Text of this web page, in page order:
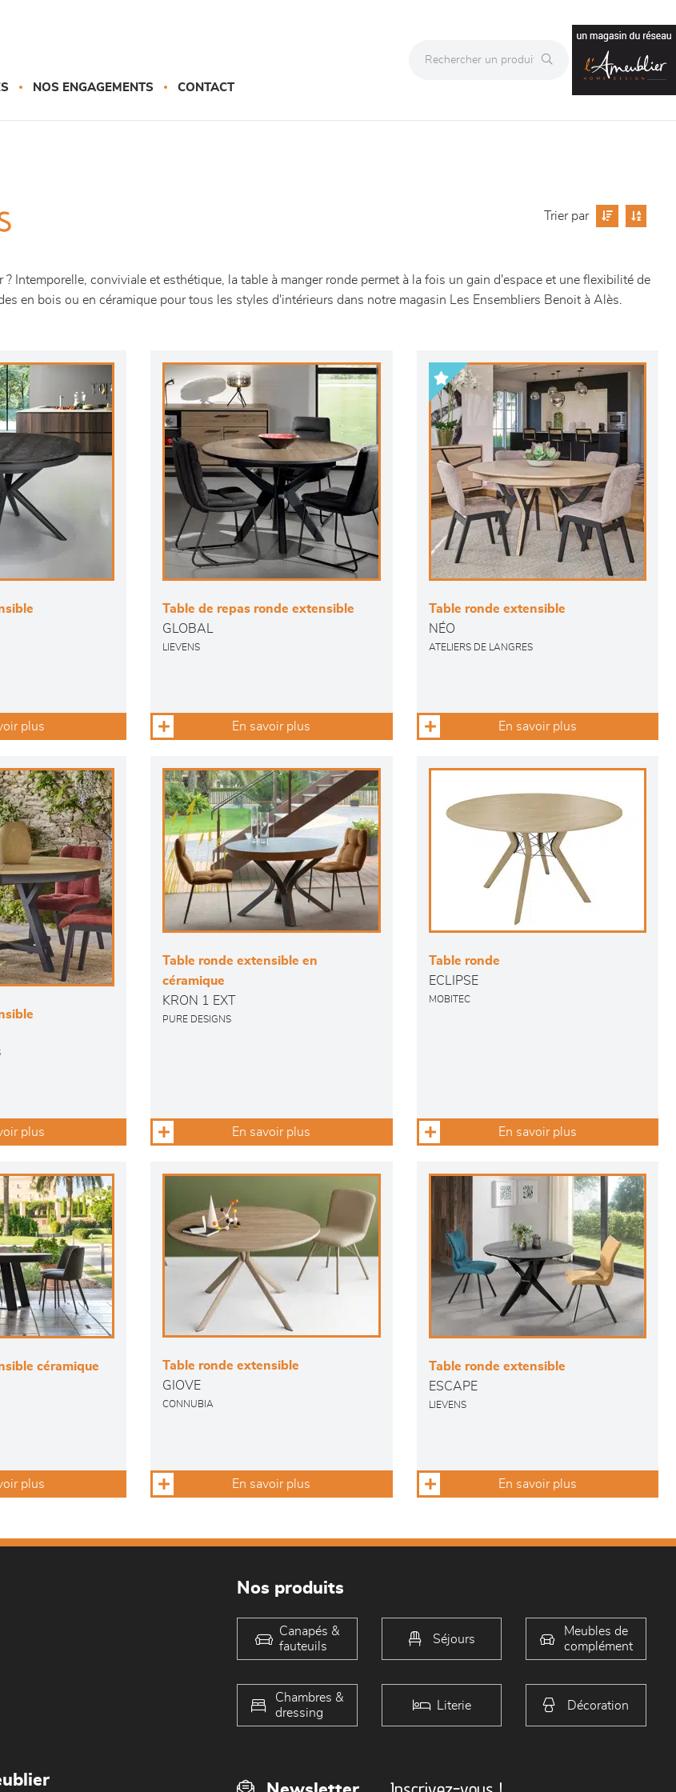
NOS ENGAGEMENTS CONTACT
Trier par
Intemporelle, conviviale et esthétique, la table à manger ronde permet à la fois un gain d'espace et une flexibilité de
en bois ou en céramique pour tous les styles d'intérieurs dans notre magasin Les Ensembliers Benoit à Alès.
plus
Table de repas ronde extensible
GLOBAL
LIEVENS
En savoir plus
Table ronde extensible
NÉO
ATELIERS DE LANGRES
En savoir plus
plus
Table ronde extensible en
céramique
KRON 1 EXT
PURE DESIGNS
En savoir plus
Table ronde
ECLIPSE
MOBITEC
En savoir plus
céramique
plus
Table ronde extensible
GIOVE
CONNUBIA
En savoir plus
Table ronde extensible
ESCAPE
LIEVENS
En savoir plus
Nos produits
Canapés &
fauteuils
Séjours
Meubles de
complément
Chambres &
dressing
Literie Décoration